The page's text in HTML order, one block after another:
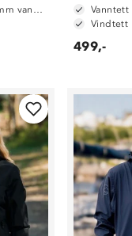
Vanntett (10 000mm vannsøyle)
Vindtett
499,-